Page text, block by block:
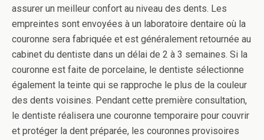
assurer un meilleur confort au niveau des dents. Les
empreintes sont envoyées à un laboratoire dentaire où la
couronne sera fabriquée et est généralement retournée au
cabinet du dentiste dans un délai de 2 à 3 semaines. Si la
couronne est faite de porcelaine, le dentiste sélectionne
également la teinte qui se rapproche le plus de la couleur
des dents voisines. Pendant cette première consultation,
le dentiste réalisera une couronne temporaire pour couvrir
et protéger la dent préparée, les couronnes provisoires